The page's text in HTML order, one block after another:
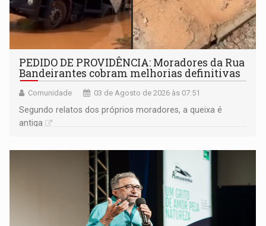
PEDIDO DE PROVIDÊNCIA: Moradores da Rua
Bandeirantes cobram melhorias definitivas
Comunidade 03 de Agosto de 2026 às 07:51
Segundo relatos dos próprios moradores, a queixa é
antiga